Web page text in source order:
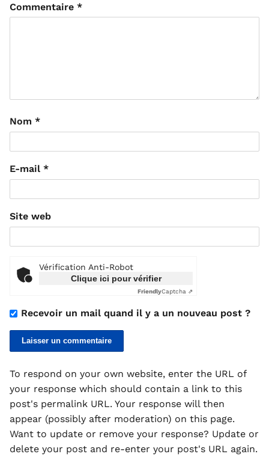
Commentaire *
Nom *
E-mail *
Site web
Vérification Anti-Robot
Clique ici pour vérifier
FriendlyCaptcha ⇗
Recevoir un mail quand il y a un nouveau post ?
To respond on your own website, enter the URL of
your response which should contain a link to this
post's permalink URL. Your response will then
appear (possibly after moderation) on this page.
Want to update or remove your response? Update or
delete your post and re-enter your post's URL again.